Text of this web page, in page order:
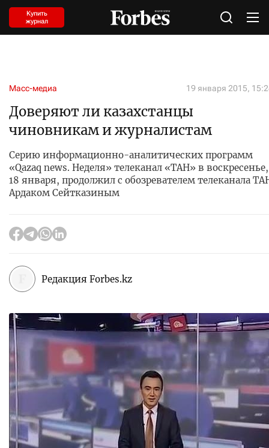
Купить
журнал
Масс-медиа 19 января 2015,
Доверяют ли казахстанцы
чиновникам и журналистам
Серию информационно-аналитических программ
«Qazaq news. Неделя» телеканал «ТАН» в воскресенье,
18 января, продолжил с обозревателем телеканала
Ардаком Сейтказиным
Редакция Forbes.kz